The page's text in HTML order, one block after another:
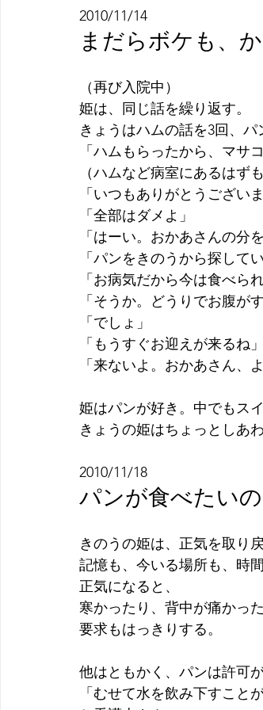
2010/11/14
まだらボケも、
（再び入院中）
姫は、同じ話を繰り返す。
きょうはハムの話を3回、パ
「ハムもらったから、マサ
（ハムなど病室にあるはずも
「いつもありがとうございま
「全部はダメよ」
「はーい。おかあさんの分
「パンをきのうから探して
「お病気だから今は食べら
「そうか。どうりでお腹が
「でしょ」
「もうすぐお迎えが来るね」
「来ないよ。おかあさん、
姫はパンが好き。中でもス
きょうの姫はちょっとしあ
2010/11/18
パンが食べたい
きのうの姫は、正気を取り
記憶も、今いる場所も、時
正気になると、
寒かったり、背中が痛かっ
要求もはっきりする。
他はともかく、パンは許可が
「むせて水を飲み下すこと